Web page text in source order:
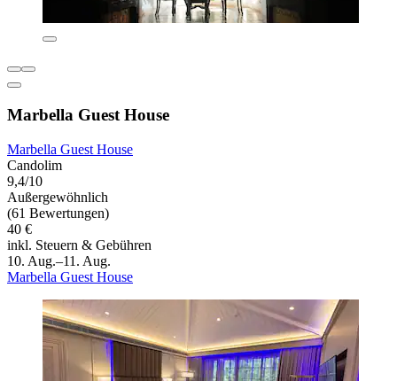
Marbella Guest House
Marbella Guest House
Candolim
9,4/10
Außergewöhnlich
(61 Bewertungen)
40 €
inkl. Steuern & Gebühren
10. Aug.–11. Aug.
Marbella Guest House